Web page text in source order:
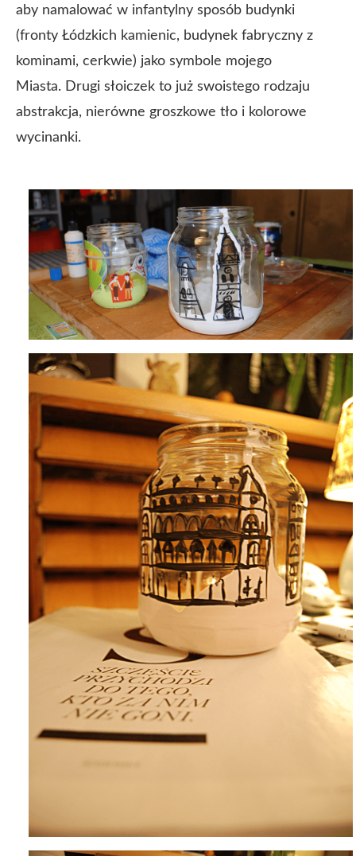
aby namalować w infantylny sposób budynki
(fronty Łódzkich kamienic, budynek fabryczny z
kominami, cerkwie) jako symbole mojego
Miasta. Drugi słoiczek to już swoistego rodzaju
abstrakcja, nierówne groszkowe tło i kolorowe
wycinanki.